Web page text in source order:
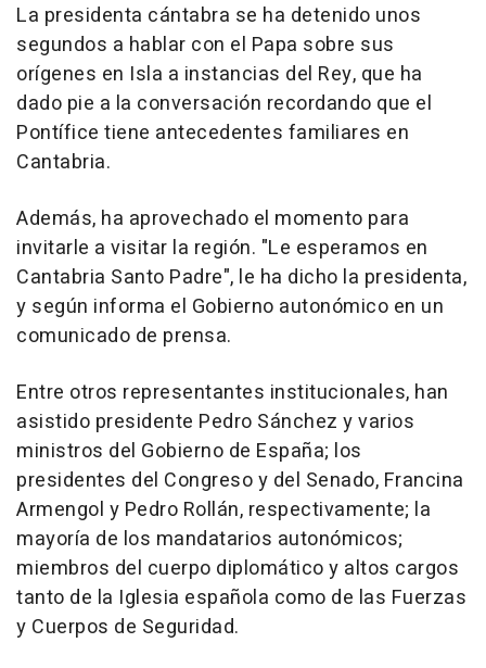
La presidenta cántabra se ha detenido unos
segundos a hablar con el Papa sobre sus
orígenes en Isla a instancias del Rey, que ha
dado pie a la conversación recordando que el
Pontífice tiene antecedentes familiares en
Cantabria.
Además, ha aprovechado el momento para
invitarle a visitar la región. "Le esperamos en
Cantabria Santo Padre", le ha dicho la presidenta,
y según informa el Gobierno autonómico en un
comunicado de prensa.
Entre otros representantes institucionales, han
asistido presidente Pedro Sánchez y varios
ministros del Gobierno de España; los
presidentes del Congreso y del Senado, Francina
Armengol y Pedro Rollán, respectivamente; la
mayoría de los mandatarios autonómicos;
miembros del cuerpo diplomático y altos cargos
tanto de la Iglesia española como de las Fuerzas
y Cuerpos de Seguridad.